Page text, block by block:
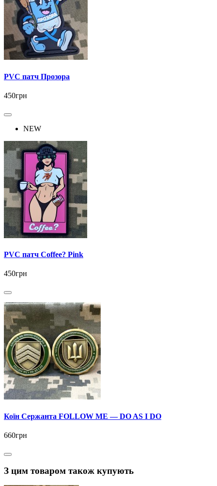
PVC патч Прозора
450грн
NEW
PVC патч Coffee? Pink
450грн
Коїн Сержанта FOLLOW ME — DO AS I DO
660грн
З цим товаром також купують